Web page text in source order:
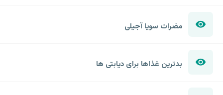
مضرات سویا آجیلی
بدترین غذاها برای دیابتی ها